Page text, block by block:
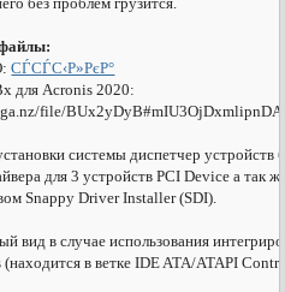
СЃСЃС‹Р»РєР°
для Acronis 2020:
file/
системы диспетчер устройств
для 3 устройств PCI Device а так
Snappy Driver Installer (SDI).
вид в случае использования
(находится в ветке IDE ATA/ATAPI